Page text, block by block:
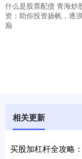
什么是股票配债 青海炒
资：助你投资扬帆，逐
巅
相关更新
买股加杠杆全攻略